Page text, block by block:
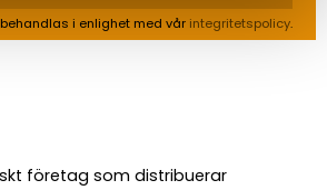
i enlighet med vår integritetspolicy.
företag som distribuerar